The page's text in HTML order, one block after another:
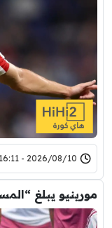
2026/08/10 - 16:11
مورينيو يبلغ